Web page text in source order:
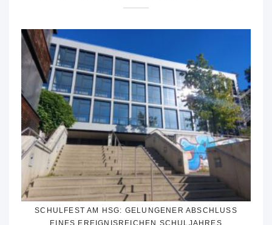
SCHULFEST AM HSG: GELUNGENER ABSCHLUSS
EINES EREIGNISREICHEN SCHULJAHRES